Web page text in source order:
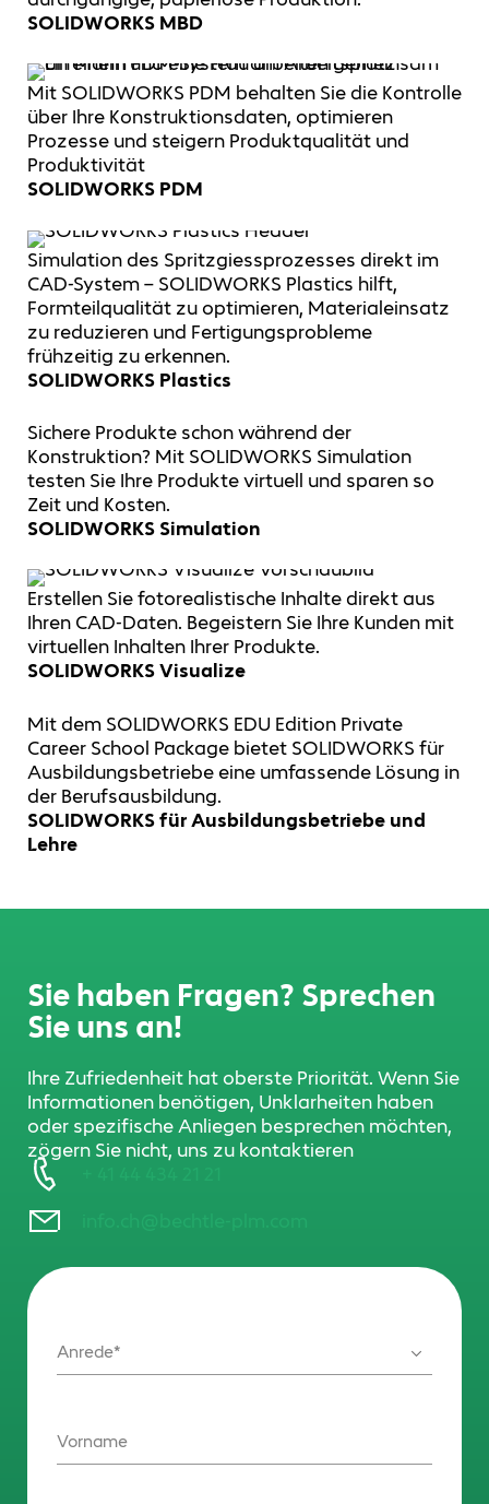
SOLIDWORKS MBD
Mit SOLIDWORKS PDM behalten Sie die Kontrolle
über Ihre Konstruktionsdaten, optimieren
Prozesse und steigern Produktqualität und
Produktivität
SOLIDWORKS PDM
Simulation des Spritzgiessprozesses direkt im
CAD-System – SOLIDWORKS Plastics hilft,
Formteilqualität zu optimieren, Materialeinsatz
zu reduzieren und Fertigungsprobleme
frühzeitig zu erkennen.
SOLIDWORKS Plastics
Sichere Produkte schon während der
Konstruktion? Mit SOLIDWORKS Simulation
testen Sie Ihre Produkte virtuell und sparen so
Zeit und Kosten.
SOLIDWORKS Simulation
Erstellen Sie fotorealistische Inhalte direkt aus
Ihren CAD-Daten. Begeistern Sie Ihre Kunden mit
virtuellen Inhalten Ihrer Produkte.
SOLIDWORKS Visualize
Mit dem SOLIDWORKS EDU Edition Private
Career School Package bietet SOLIDWORKS für
Ausbildungsbetriebe eine umfassende Lösung in
der Berufsausbildung.
SOLIDWORKS für Ausbildungsbetriebe und
Lehre
Sie haben Fragen? Sprechen
Sie uns an!
Ihre Zufriedenheit hat oberste Priorität. Wenn Sie
Informationen benötigen, Unklarheiten haben
oder spezifische Anliegen besprechen möchten,
zögern Sie nicht, uns zu kontaktieren
Anrede
Vorname